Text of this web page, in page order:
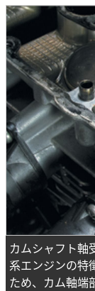
カムシャフト軸
系エンジンの特
ため、カム軸端